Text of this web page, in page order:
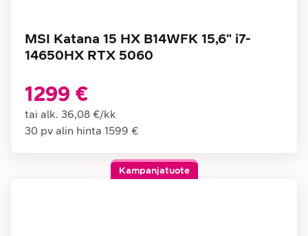
MSI Katana 15 HX B14WFK 15,6" i7-
14650HX RTX 5060
1299 €
tai alk. 36,08 €/kk
30 pv alin hinta 1599 €
Kampanjatuote